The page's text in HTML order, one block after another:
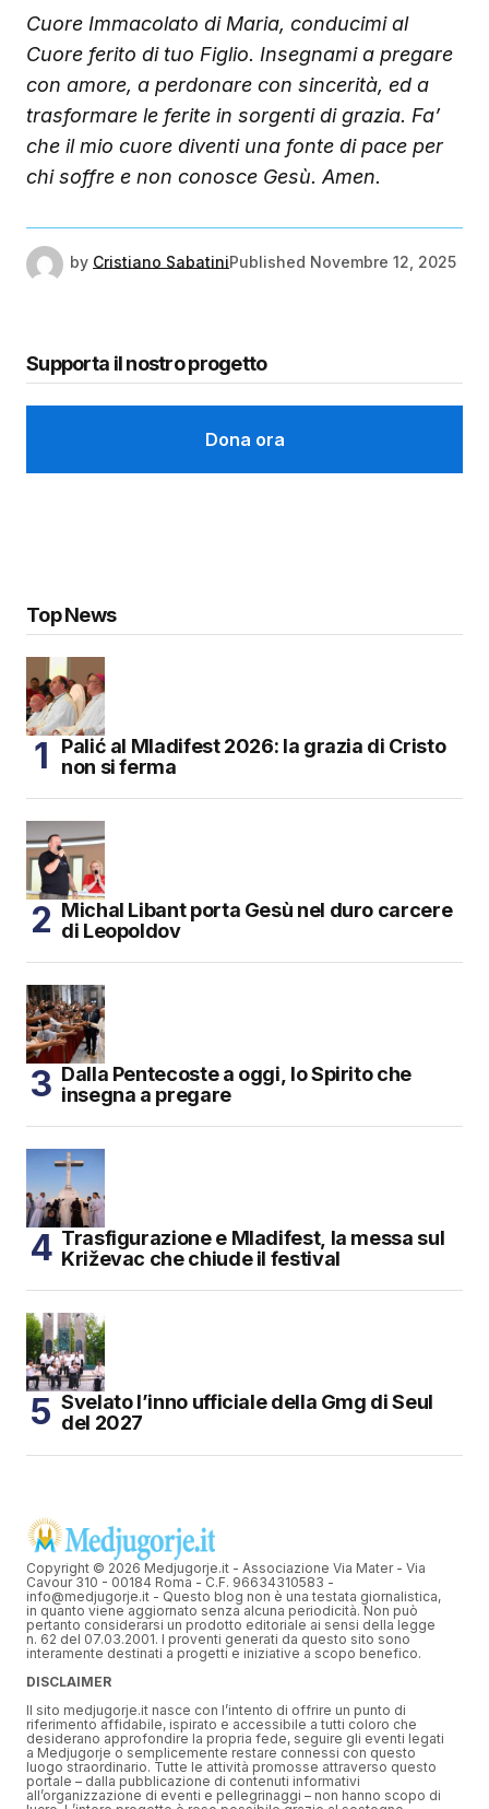
Cuore Immacolato di Maria, conducimi al
Cuore ferito di tuo Figlio. Insegnami a pregare
con amore, a perdonare con sincerità, ed a
trasformare le ferite in sorgenti di grazia. Fa’
che il mio cuore diventi una fonte di pace per
chi soffre e non conosce Gesù. Amen.
by Cristiano SabatiniPublished Novembre 12, 2025
Supporta il nostro progetto
Dona ora
Top News
Palić al Mladifest 2026: la grazia di Cristo
non si ferma
Michal Libant porta Gesù nel duro carcere
di Leopoldov
Dalla Pentecoste a oggi, lo Spirito che
insegna a pregare
Trasfigurazione e Mladifest, la messa sul
Križevac che chiude il festival
Svelato l’inno ufficiale della Gmg di Seul
del 2027
Copyright © 2026 Medjugorje.it - Associazione Via Mater - Via
Cavour 310 - 00184 Roma - C.F. 96634310583 -
info@medjugorje.it - Questo blog non è una testata giornalistica,
in quanto viene aggiornato senza alcuna periodicità. Non può
pertanto considerarsi un prodotto editoriale ai sensi della legge
n. 62 del 07.03.2001. I proventi generati da questo sito sono
interamente destinati a progetti e iniziative a scopo benefico.
DISCLAIMER
Il sito medjugorje.it nasce con l’intento di offrire un punto di
riferimento affidabile, ispirato e accessibile a tutti coloro che
desiderano approfondire la propria fede, seguire gli eventi legati
a Medjugorje o semplicemente restare connessi con questo
luogo straordinario. Tutte le attività promosse attraverso questo
portale – dalla pubblicazione di contenuti informativi
all’organizzazione di eventi e pellegrinaggi – non hanno scopo di